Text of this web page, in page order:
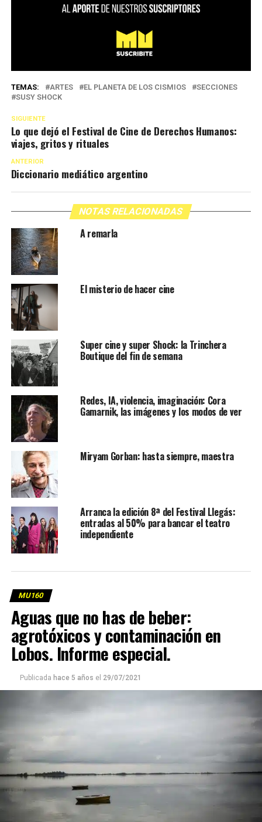
TEMAS: ARTES EL PLANETA DE LOS CISMIOS
SECCIONES
SUSY SHOCK
SIGUIENTE
Lo que dejó el Festival de Cine de Derechos Humanos:
viajes, gritos y rituales
ANTERIOR
Diccionario mediático argentino
NOTAS RELACIONADAS
A remarla
El misterio de hacer cine
Super cine y super Shock: la Trinchera
Boutique del fin de semana
Redes, IA, violencia, imaginación: Cora
Gamarnik, las imágenes y los modos de ver
Miryam Gorban: hasta siempre, maestra
Arranca la edición 8ª del Festival Llegás:
entradas al 50% para bancar el teatro
independiente
MU160
Aguas que no has de beber:
agrotóxicos y contaminación en
Lobos. Informe especial.
Publicada hace 5 años el 29/07/2021